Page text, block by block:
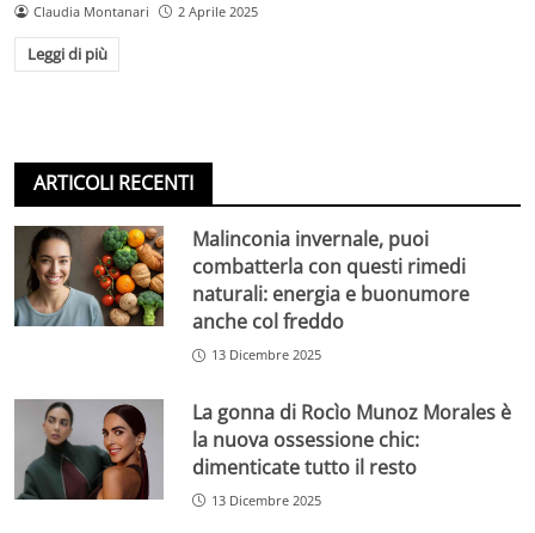
Claudia Montanari 2 Aprile 2025
Leggi di più
ARTICOLI RECENTI
Malinconia invernale, puoi
combatterla con questi rimedi
naturali: energia e buonumore
anche col freddo
13 Dicembre 2025
La gonna di Rocìo Munoz Morales è
la nuova ossessione chic:
dimenticate tutto il resto
13 Dicembre 2025